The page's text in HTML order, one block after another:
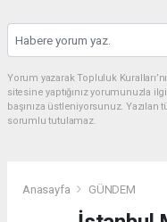
Yorum yazarak Topluluk
sitesine yaptığınız yorumunuzla
başınıza üstleniyorsunuz.
sorumlu tutulamaz.
Anasayfa GÜNDEM